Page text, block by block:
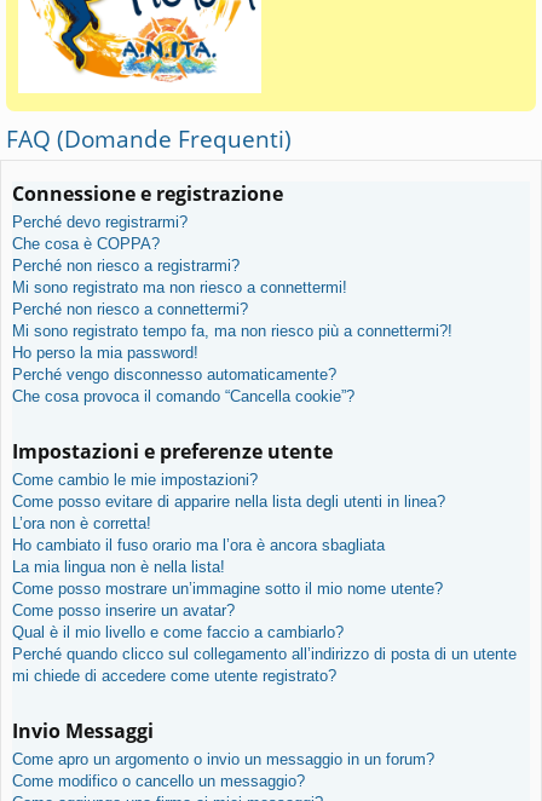
FAQ (Domande Frequenti)
Connessione e registrazione
Perché devo registrarmi?
Che cosa è COPPA?
Perché non riesco a registrarmi?
Mi sono registrato ma non riesco a connettermi!
Perché non riesco a connettermi?
Mi sono registrato tempo fa, ma non riesco più a connettermi?!
Ho perso la mia password!
Perché vengo disconnesso automaticamente?
Che cosa provoca il comando “Cancella cookie”?
Impostazioni e preferenze utente
Come cambio le mie impostazioni?
Come posso evitare di apparire nella lista degli utenti in linea?
L’ora non è corretta!
Ho cambiato il fuso orario ma l’ora è ancora sbagliata
La mia lingua non è nella lista!
Come posso mostrare un’immagine sotto il mio nome utente?
Come posso inserire un avatar?
Qual è il mio livello e come faccio a cambiarlo?
Perché quando clicco sul collegamento all’indirizzo di posta di un utente
mi chiede di accedere come utente registrato?
Invio Messaggi
Come apro un argomento o invio un messaggio in un forum?
Come modifico o cancello un messaggio?